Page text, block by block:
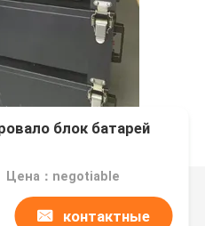
блок батарей
Цена：negotiable
контактные